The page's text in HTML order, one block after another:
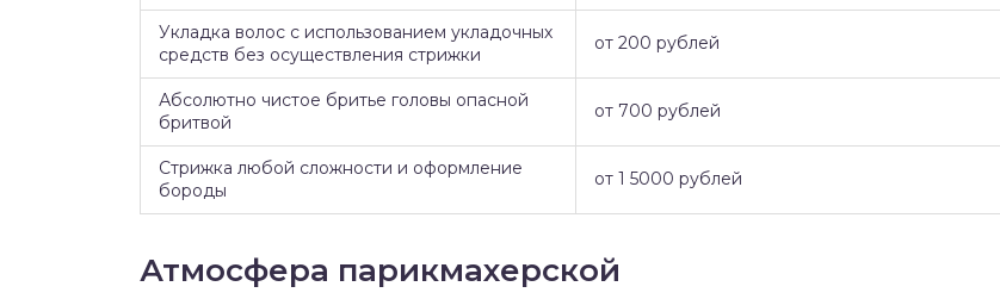
Укладка волос с использованием укладочных
средств без осуществления стрижки
от 200 рублей
Абсолютно чистое бритье головы опасной
бритвой
от 700 рублей
Стрижка любой сложности и оформление
бороды
от 1 5000 рублей
Атмосфера парикмахерской